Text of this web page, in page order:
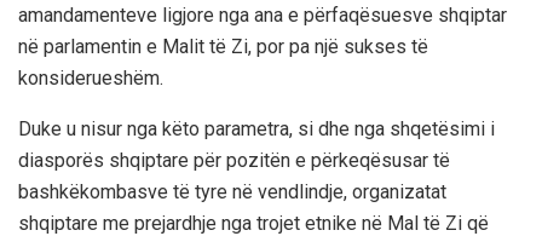
amandamenteve ligjore nga ana e përfaqësuesve shqiptar
në parlamentin e Malit të Zi, por pa një sukses të
konsiderueshëm.
Duke u nisur nga këto parametra, si dhe nga shqetësimi i
diasporës shqiptare për pozitën e përkeqësusar të
bashkëkombasve të tyre në vendlindje, organizatat
shqiptare me prejardhje nga trojet etnike në Mal të Zi që